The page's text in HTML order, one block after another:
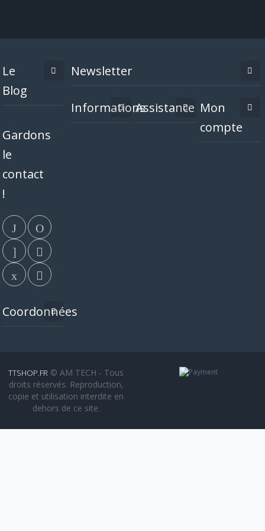
Le
Blog
Gardons
le
contact
!
Coordonnées
Newsletter
InformationsAssistance Mon
compte
TTSHOP.FR © AM TECH - Tous
droits réservés. Reproduction,
copie et utilisation interdite en
dehors de ce site.